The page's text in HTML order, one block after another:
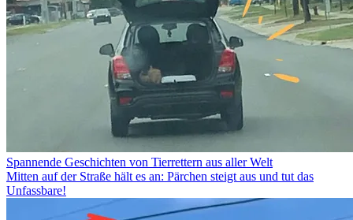
Spannende Geschichten von Tierrettern aus aller Welt
Mitten auf der Straße hält es an: Pärchen steigt aus und tut das
Unfassbare!